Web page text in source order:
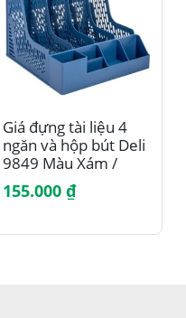
Giá đựng tài liệu 4
ngăn và hộp bút Deli
9849 Màu Xám /
Xanh Dương
155.000 ₫